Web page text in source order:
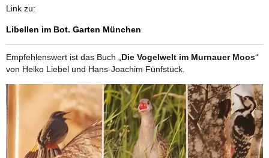
Link zu:
Libellen im Bot. Garten München
Empfehlenswert ist das Buch „ Die Vogelwelt im Murnauer Moos“
von Heiko Liebel und Hans-Joachim Fünfstück.